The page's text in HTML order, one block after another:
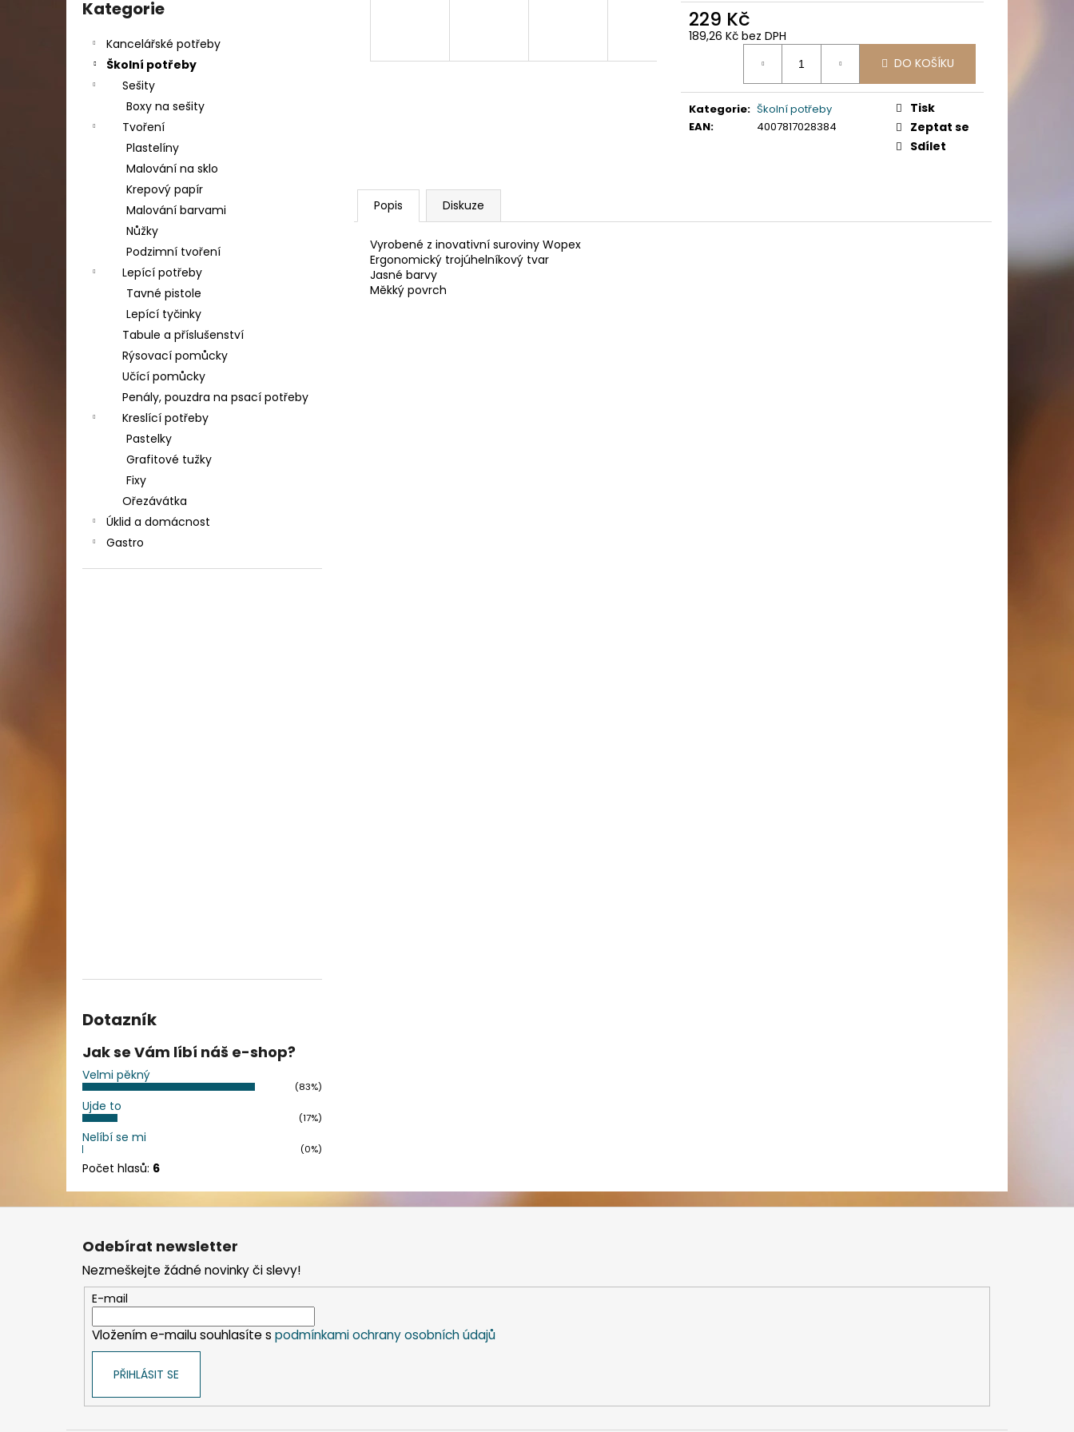
kategorie
Kategorie
Kancelářské potřeby
Školní potřeby
Sešity
Boxy na sešity
Tvoření
Plastelíny
Malování na sklo
Krepový papír
Malování barvami
Nůžky
Podzimní tvoření
Lepící potřeby
Tavné pistole
Lepící tyčinky
Tabule a příslušenství
Rýsovací pomůcky
Učící pomůcky
Penály, pouzdra na psací potřeby
Kreslící potřeby
Pastelky
Grafitové tužky
Fixy
Ořezávátka
Úklid a domácnost
Gastro
Dotazník
Jak se Vám líbí náš e-shop?
Velmi pěkný
(83%)
Ujde to
(17%)
Nelíbí se mi
(0%)
Počet hlasů: 6
229 Kč
189,26 Kč bez DPH
DO KOŠÍKU
Kategorie: Školní potřeby
EAN: 4007817028384
Tisk
Zeptat se
Sdílet
Popis Diskuze
Vyrobené z inovativní suroviny Wopex
Ergonomický trojúhelníkový tvar
Jasné barvy
Měkký povrch
DAHLE LAMINÁTOR 70103, A3, 2 VÁLCE
Původně: 2 667 Kč
ETIKETY SAMOLEPICÍ 70X37 MM POTISK
Z
Odebírat newsletter
Nezmeškejte žádné novinky či slevy!
E-mail
Vložením e-mailu souhlasíte s podmínkami ochrany osobních údajů
PŘIHLÁSIT SE